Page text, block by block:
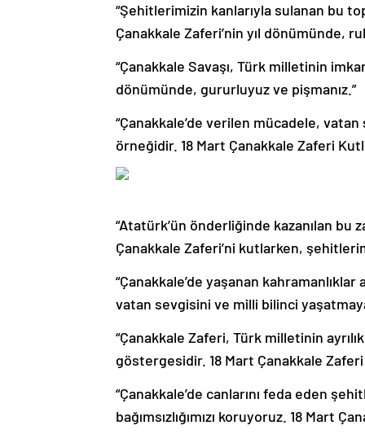
“Şehitlerimizin kanlarıyla sulanan bu
Çanakkale Zaferi’nin yıl dönümünde,
“Çanakkale Savaşı, Türk milletinin
dönümünde, gururluyuz ve pişmanız.”
“Çanakkale’de verilen mücadele,
örneğidir. 18 Mart Çanakkale Zaferi
“Atatürk’ün önderliğinde kazanılan bu
Çanakkale Zaferi’ni kutlarken,
“Çanakkale’de yaşanan
vatan sevgisini ve milli bilinci
“Çanakkale Zaferi, Türk milletinin
göstergesidir. 18 Mart Çanakkale
“Çanakkale’de canlarını feda eden
bağımsızlığımızı koruyoruz. 18 Mart